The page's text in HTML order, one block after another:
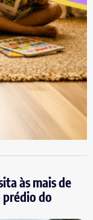
às mais de
do